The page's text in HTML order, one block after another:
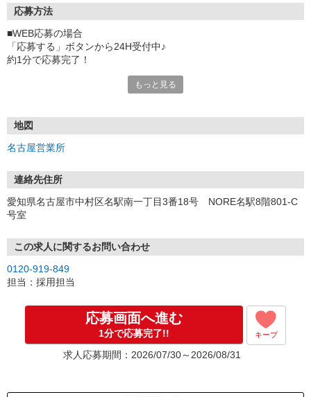
応募方法
■WEB応募の場合
「応募する」ボタンから24H受付中♪
約1分で応募完了！
①応募から3営業日を目安に、メールorお電話でご連絡します。
★スマホでWEB面接（LINEなど）・出張面接・事務所面接と選べま
す
③面接実施（履歴書不要）
④勤務開始（スタート日は応相談）
お気軽にご応募ください♪
もっと見る
地図
名古屋営業所
連絡先住所
愛知県名古屋市中村区名駅南一丁目3番18号 NORE名駅8階801-C
号室
この求人に関するお問い合わせ
0120-919-849
担当：採用担当
応募画面へ進む
1分で応募完了!! キープ
求人応募期間：2026/07/30～2026/08/31